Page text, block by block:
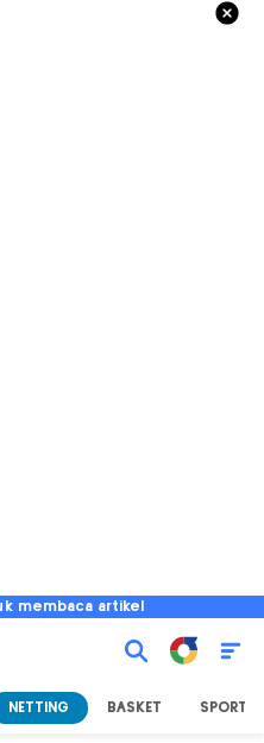
membaca artikel
NETTING BASKET SPORT